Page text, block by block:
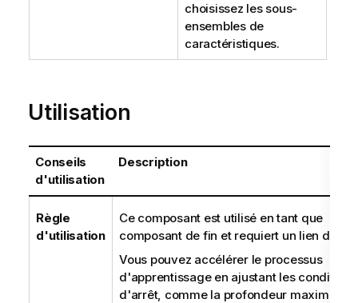
choisissez les sous-
ensembles de
caractéristiques.
Utilisation
Conseils
d'utilisation
Description
Règle
d'utilisation
Ce composant est utilisé en tant que
composant de fin et requiert un lien
Vous pouvez accélérer le processus
d'apprentissage en ajustant les conditions
d'arrêt, comme la profondeur maximale